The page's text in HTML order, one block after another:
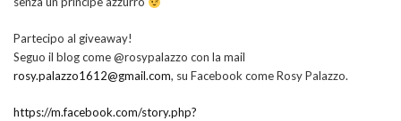
Partecipo al giveaway!
Seguo il blog come @rosypalazzo con la mail
rosy.palazzo1612@gmail.com, su Facebook come Rosy Palazzo.
https://m.facebook.com/story.php?